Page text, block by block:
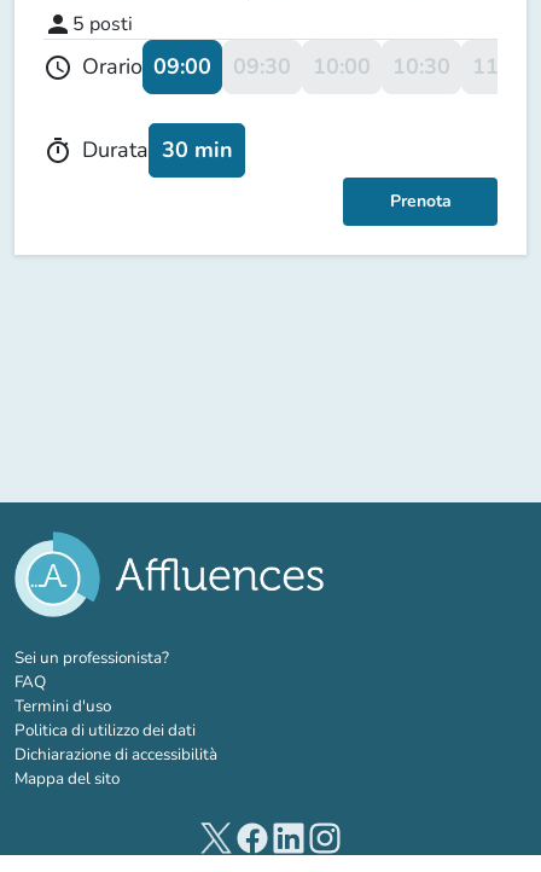
person 5 posti
schedule Orario 09:00 09:30 10:00 10:30 11:00
timer Durata 30 min
Prenota
Sei un professionista?(nuova scheda)
FAQ
Termini d'uso
Politica di utilizzo dei dati
Dichiarazione di accessibilità
Mappa del sito
(nuova scheda)
(nuova scheda)
(nuova scheda)